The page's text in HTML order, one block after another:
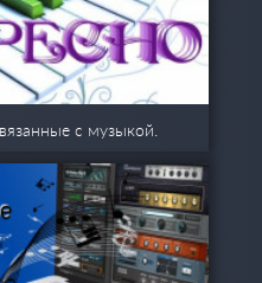
с музыкой.